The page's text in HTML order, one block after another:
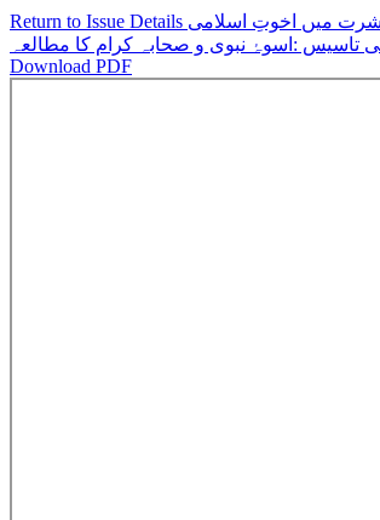
Return to Issue Details میں اخوتِ اسلامی
Download PDF